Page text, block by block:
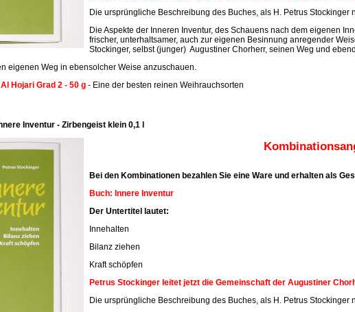
Die ursprüngliche Beschreibung des Buches, als H. Petrus
Die Aspekte der Inneren Inventur, des Schauens nach dem eigenen
frischer, unterhaltsamer, auch zur eigenen Besinnung anregender
Stockinger, selbst (junger) Augustiner Chorherr, seinen Weg und
eigenen Weg in ebensolcher Weise anzuschauen.
Hojari Grad 2 - 50 g - Eine der besten reinen Weihrauchsorten
Inventur - Zirbengeist klein 0,1 l
Bei den Kombinationen bezahlen Sie eine Ware und erhalten als
Buch: Innere Inventur
Der Untertitel lautet:
Innehalten
Bilanz ziehen
Kraft schöpfen
Petrus Stockinger leitet jetzt die Gemeinschaft der Augustiner
Die ursprüngliche Beschreibung des Buches, als H. Petrus